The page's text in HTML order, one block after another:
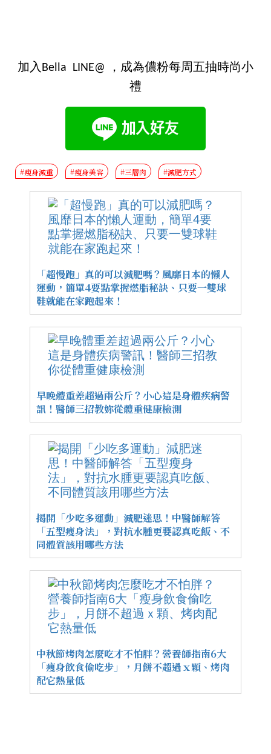
加入Bella LINE@ ，成為儂粉每周五抽時尚小
禮
#瘦身減重 #瘦身美容 #三層肉 #減肥方式
「超慢跑」真的可以減肥嗎？風靡日本的懶人
運動，簡單4要點掌握燃脂秘訣、只要一雙球
鞋就能在家跑起來！
早晚體重差超過兩公斤？小心這是身體疾病警
訊！醫師三招教妳從體重健康檢測
揭開「少吃多運動」減肥迷思！中醫師解答
「五型瘦身法」，對抗水腫更要認真吃飯、不
同體質該用哪些方法
中秋節烤肉怎麼吃才不怕胖？營養師指南6大
「瘦身飲食偷吃步」，月餅不超過ｘ顆、烤肉
配它熱量低